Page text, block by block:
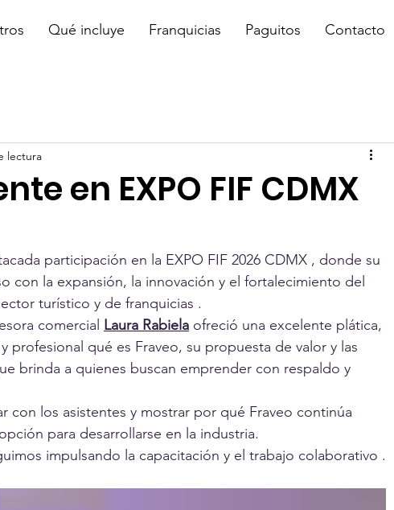
Qué incluye Franquicias Paguitos Contacto
en EXPO FIF CDMX
lectura
participación en la EXPO FIF 2026 CDMX , donde su
con la expansión, la innovación y el fortalecimiento del
turístico y de franquicias .
comercial Laura Rabiela ofreció una excelente plática,
profesional qué es Fraveo, su propuesta de valor y las
brinda a quienes buscan emprender con respaldo y
con los asistentes y mostrar por qué Fraveo continúa
para desarrollarse en la industria.
impulsando la capacitación y el trabajo colaborativo .